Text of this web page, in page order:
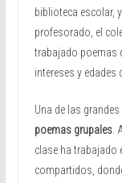
biblioteca escolar,
profesorado, el
trabajado poemas
intereses y edades
Una de las
poemas grupales.
clase ha trabajado
compartidos,